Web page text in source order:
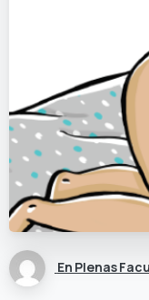
En Plenas